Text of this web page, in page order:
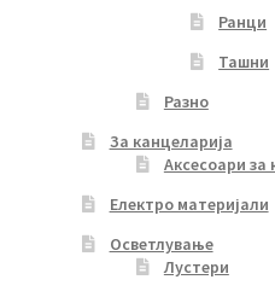
Ранци
Ташни
Разно
За канцеларија
Аксесоари за
Електро материјали
Осветлување
Лустери